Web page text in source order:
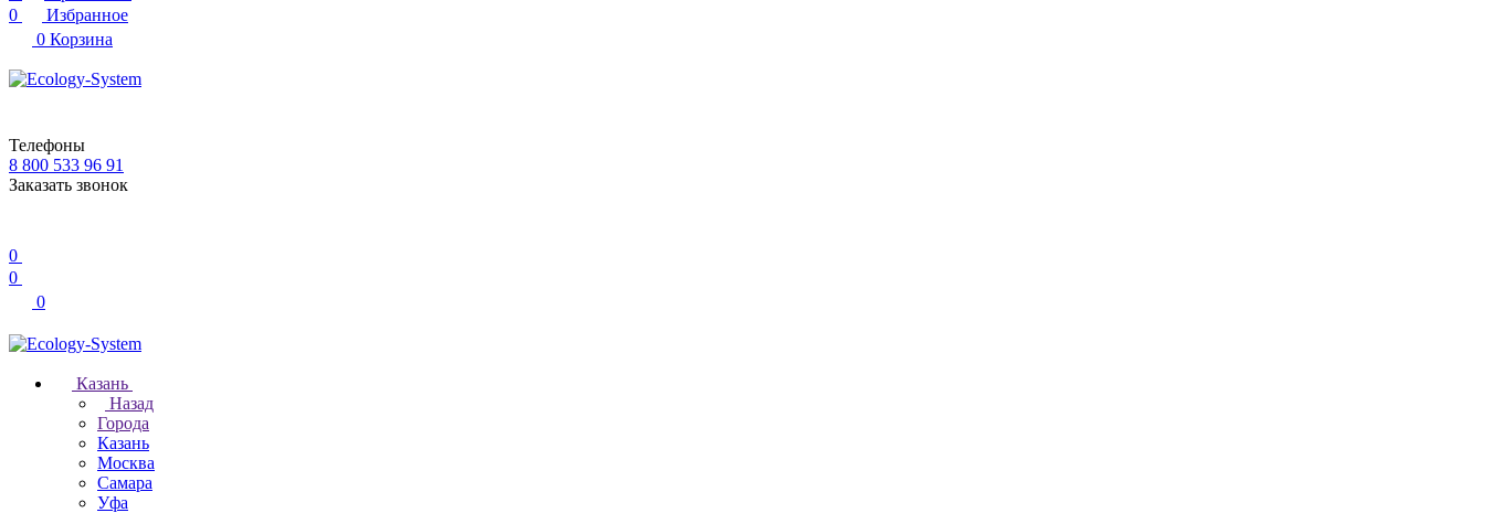
0
Избранное
0 Корзина
Телефоны
8 800 533 96 91
Заказать звонок
0
0
0
Казань
Назад
Города
Казань
Москва
Самара
Уфа